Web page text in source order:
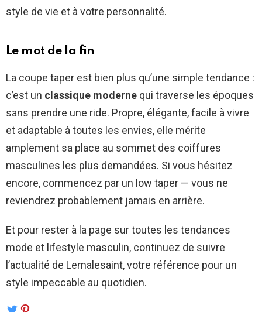
style de vie et à votre personnalité.
Le mot de la fin
La coupe taper est bien plus qu’une simple tendance :
c’est un classique moderne qui traverse les époques
sans prendre une ride. Propre, élégante, facile à vivre
et adaptable à toutes les envies, elle mérite
amplement sa place au sommet des coiffures
masculines les plus demandées. Si vous hésitez
encore, commencez par un low taper — vous ne
reviendrez probablement jamais en arrière.
Et pour rester à la page sur toutes les tendances
mode et lifestyle masculin, continuez de suivre
l’actualité de Lemalesaint, votre référence pour un
style impeccable au quotidien.